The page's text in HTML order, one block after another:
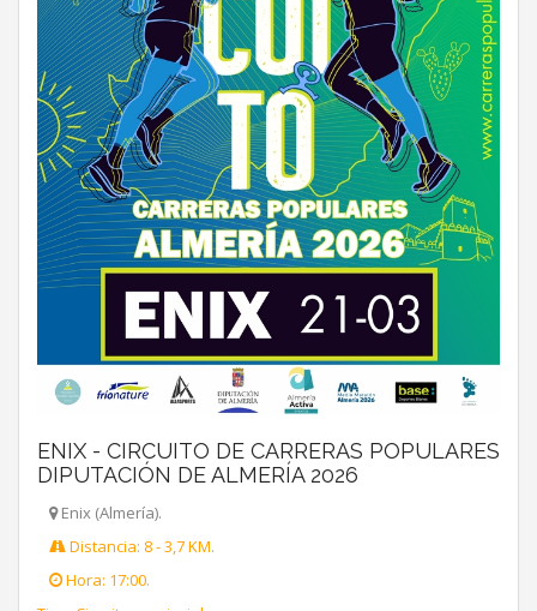
ENIX - CIRCUITO DE CARRERAS POPULARES
DIPUTACIÓN DE ALMERÍA 2026
Enix (Almería).
Distancia: 8 - 3,7 KM.
Hora: 17:00.